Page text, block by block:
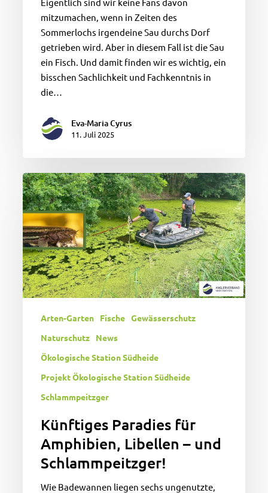
mitzumachen, wenn in Zeiten des
Sommerlochs irgendeine Sau durchs Dorf
getrieben wird. Aber in diesem Fall ist die Sau
ein Fisch. Und damit finden wir es wichtig, ein
bisschen Sachlichkeit und Fachkenntnis in
die…
Eva-Maria Cyrus
11. Juli 2025
Künftiges
Paradies
für
Amphibien,
Libellen
–
und
Schlammpeitzger!
Arten-Garten Fische Gewässerschutz
Naturschutz
News
Ökologische Station Südheide
Projekt Ökologische Station Südheide
Schlammpeitzger
Künftiges Paradies für
Amphibien, Libellen – und
Schlammpeitzger!
Wie Badewannen liegen sechs ungenutzte,